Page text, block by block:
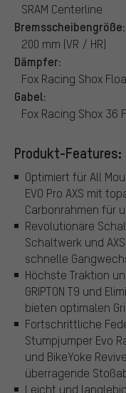
SRAM Centerline
Bremsscheibengröße:
200 mm (VR / HR)
Dämpfer:
Fox Racing Shox
Gabel:
Fox Racing Shox 36
Produkt-Features:
Optimiert für All
EVO Pro AXS mit
Carbonrahmen für
Revolutionäre
Schaltwerk und
schnelle
Höchste Traktion
GRIPTON T9 und
bieten optimalen
Fortschrittliche
Stumpjumper Evo
und BikeYoke
überragende
Leicht und